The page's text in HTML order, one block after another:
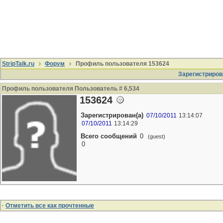
StripTalk.ru Форум
Профиль пользователя 153624
Профиль пользователя Пользователь # 6,534
153624
Зарегистрирован(а) 07/10/2011 13:14:07
07/10/2011 13:14:29
Всего сообщений 0 (guest)
0
· Отметить все как прочтенные